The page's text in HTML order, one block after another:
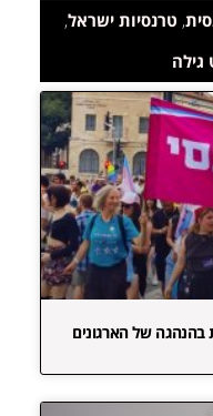
, טרנסיות ישראל,
גילה
של הארגונים